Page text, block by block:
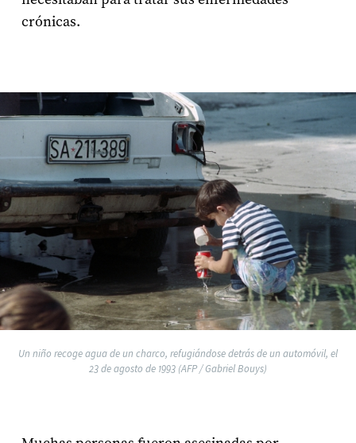
crónicas.
Un niño recoge agua de un charco, refugiándose detrás de un automóvil, el
23 de agosto de 1993 (AFP / Gabriel Bouys)